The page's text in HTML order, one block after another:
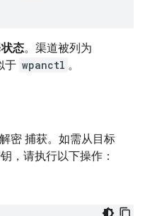
状态。渠道被列为
于 wpanctl 。
密 捕获。如需从目标
，请执行以下操作：